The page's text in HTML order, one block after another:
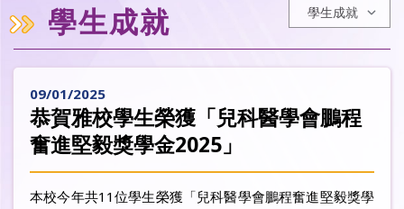
學生成就
09/01/2025
恭賀雅校學生榮獲「兒科醫學會鵬程
奮進堅毅獎學金2025」
本校今年共11位學生榮獲「兒科醫學會鵬程奮進堅毅獎學